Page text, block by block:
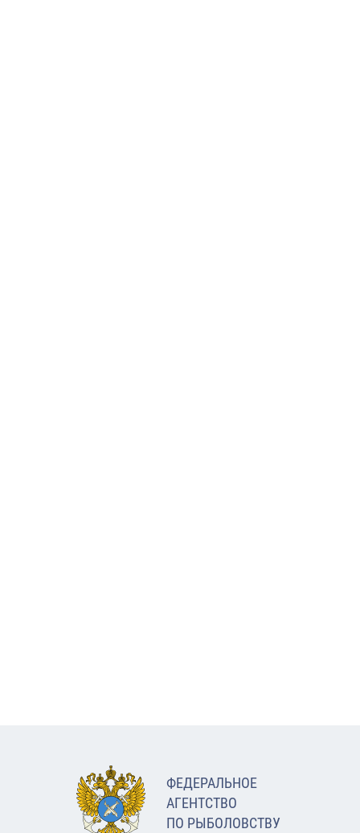
ФЕДЕРАЛЬНОЕ
АГЕНТСТВО
ПО РЫБОЛОВСТВУ